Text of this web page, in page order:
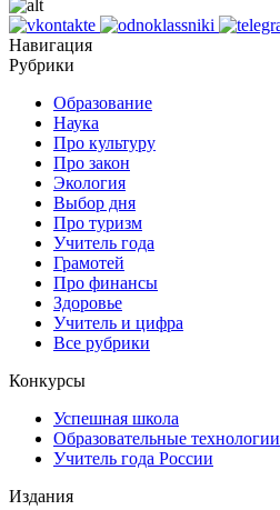
Навигация
Рубрики
Образование
Наука
Про культуру
Про закон
Экология
Выбор дня
Про туризм
Учитель года
Грамотей
Про финансы
Здоровье
Учитель и цифра
Все рубрики
Конкурсы
Успешная школа
Образовательные технологии
Учитель года России
Издания